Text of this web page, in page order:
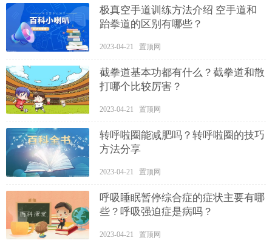
极真空手道训练方法介绍 空手道和
跆拳道的区别有哪些？
2023-04-21 置顶网
截拳道基本功都有什么？截拳道和散
打哪个比较厉害？
2023-04-21 置顶网
转呼啦圈能减肥吗？转呼啦圈的技巧
方法分享
2023-04-21 置顶网
呼吸睡眠暂停综合症的症状主要有哪
些？呼吸强迫症是病吗？
2023-04-21 置顶网